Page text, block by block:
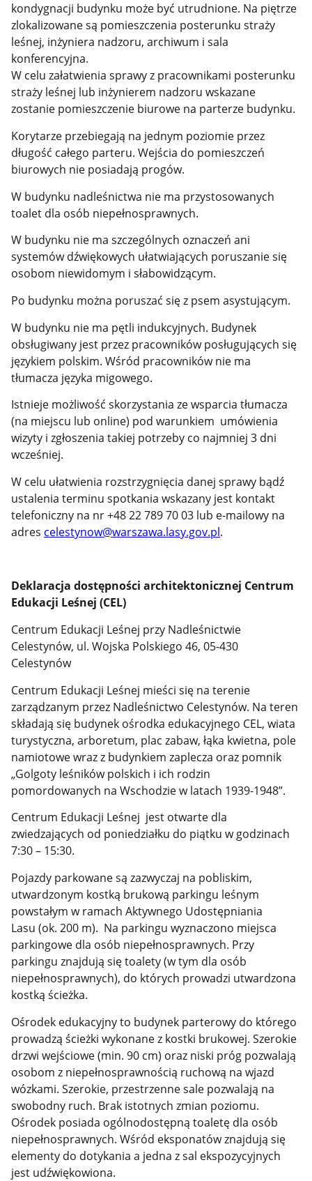
kondygnacji budynku może być utrudnione. Na piętrze
zlokalizowane są pomieszczenia posterunku straży
leśnej, inżyniera nadzoru, archiwum i sala
konferencyjna.
W celu załatwienia sprawy z pracownikami posterunku
straży leśnej lub inżynierem nadzoru wskazane
zostanie pomieszczenie biurowe na parterze budynku.
Korytarze przebiegają na jednym poziomie przez
długość całego parteru. Wejścia do pomieszczeń
biurowych nie posiadają progów.
W budynku nadleśnictwa nie ma przystosowanych
toalet dla osób niepełnosprawnych.
W budynku nie ma szczególnych oznaczeń ani
systemów dźwiękowych ułatwiających poruszanie się
osobom niewidomym i słabowidzącym.
Po budynku można poruszać się z psem asystującym.
W budynku nie ma pętli indukcyjnych. Budynek
obsługiwany jest przez pracowników posługujących się
językiem polskim. Wśród pracowników nie ma
tłumacza języka migowego.
Istnieje możliwość skorzystania ze wsparcia tłumacza
(na miejscu lub online) pod warunkiem umówienia
wizyty i zgłoszenia takiej potrzeby co najmniej 3 dni
wcześniej.
W celu ułatwienia rozstrzygnięcia danej sprawy bądź
ustalenia terminu spotkania wskazany jest kontakt
telefoniczny na nr +48 22 789 70 03 lub e-mailowy na
adres celestynow@warszawa.lasy.gov.pl.
Deklaracja dostępności architektonicznej Centrum
Edukacji Leśnej (CEL)
Centrum Edukacji Leśnej przy Nadleśnictwie
Celestynów, ul. Wojska Polskiego 46, 05-430
Celestynów
Centrum Edukacji Leśnej mieści się na terenie
zarządzanym przez Nadleśnictwo Celestynów. Na teren
składają się budynek ośrodka edukacyjnego CEL, wiata
turystyczna, arboretum, plac zabaw, łąka kwietna, pole
namiotowe wraz z budynkiem zaplecza oraz pomnik
„Golgoty leśników polskich i ich rodzin
pomordowanych na Wschodzie w latach 1939-1948”.
Centrum Edukacji Leśnej jest otwarte dla
zwiedzających od poniedziałku do piątku w godzinach
7:30 – 15:30.
Pojazdy parkowane są zazwyczaj na pobliskim,
utwardzonym kostką brukową parkingu leśnym
powstałym w ramach Aktywnego Udostępniania
Lasu (ok. 200 m). Na parkingu wyznaczono miejsca
parkingowe dla osób niepełnosprawnych. Przy
parkingu znajdują się toalety (w tym dla osób
niepełnosprawnych), do których prowadzi utwardzona
kostką ścieżka.
Ośrodek edukacyjny to budynek parterowy do którego
prowadzą ścieżki wykonane z kostki brukowej. Szerokie
drzwi wejściowe (min. 90 cm) oraz niski próg pozwalają
osobom z niepełnosprawnością ruchową na wjazd
wózkami. Szerokie, przestrzenne sale pozwalają na
swobodny ruch. Brak istotnych zmian poziomu.
Ośrodek posiada ogólnodostępną toaletę dla osób
niepełnosprawnych. Wśród eksponatów znajdują się
elementy do dotykania a jedna z sal ekspozycyjnych
jest udźwiękowiona.